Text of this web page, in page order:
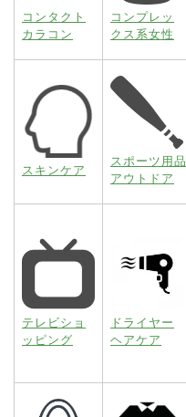
コンタクト
カラコン
コンプレッ
クス系女性
スキンケア
スポーツ用品
アウトドア
テレビショ
ッピング
ドライヤー
ヘアケア